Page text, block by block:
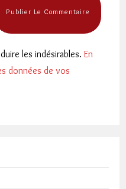
les indésirables.En
données de vos